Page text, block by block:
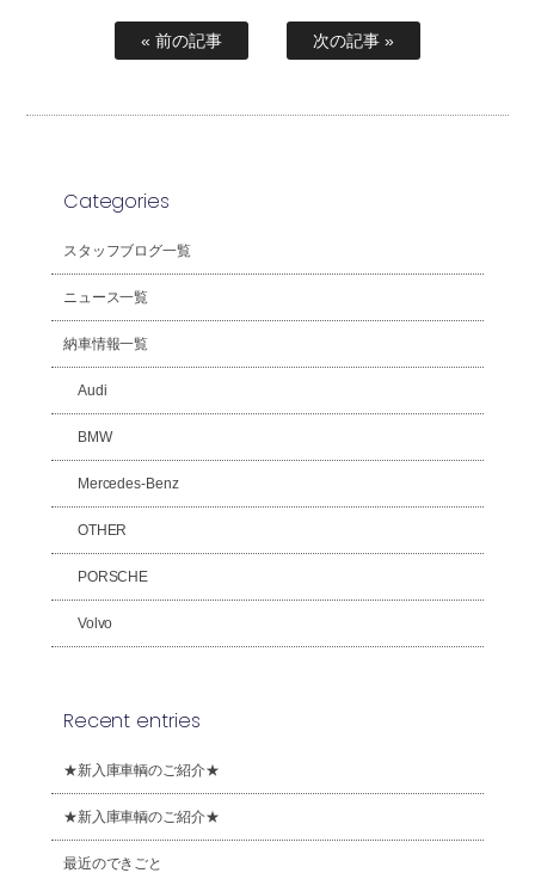
« 前の記事 次の記事 »
Categories
スタッフブログ一覧
ニュース一覧
納車情報一覧
Audi
BMW
Mercedes-Benz
OTHER
PORSCHE
Volvo
Recent entries
★新入庫車輌のご紹介★
★新入庫車輌のご紹介★
最近のできごと